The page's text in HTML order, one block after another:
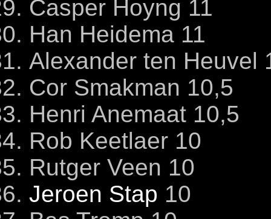
Casper Hoyng 11
Han Heidema 11
Alexander ten Heuvel
Cor Smakman 10,5
Henri Anemaat 10,5
Rob Keetlaer 10
Rutger Veen 10
Jeroen Stap 10